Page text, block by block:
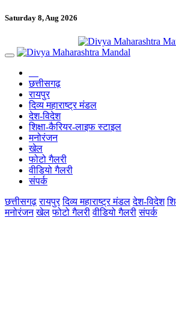
Saturday 8, Aug 2026
छत्तीसगढ़
रायपुर
दिव्य महाराष्ट्र मंडल
देश-विदेश
शिक्षा-कैरियर-लाइफ स्टाइल
मनोरंजन
खेल
फोटो गैलरी
वीडियो गैलरी
संपर्क
छत्तीसगढ़ रायपुर दिव्य महाराष्ट्र मंडल देश-विदेश
मनोरंजन खेल फोटो गैलरी वीडियो गैलरी संपर्क